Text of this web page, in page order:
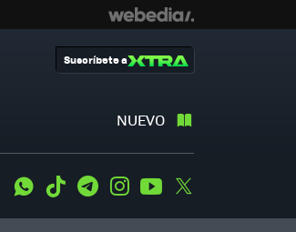
NUEVO
Suscríbete a
WhatsApp
Tiktok TelegramInstagramYoutube